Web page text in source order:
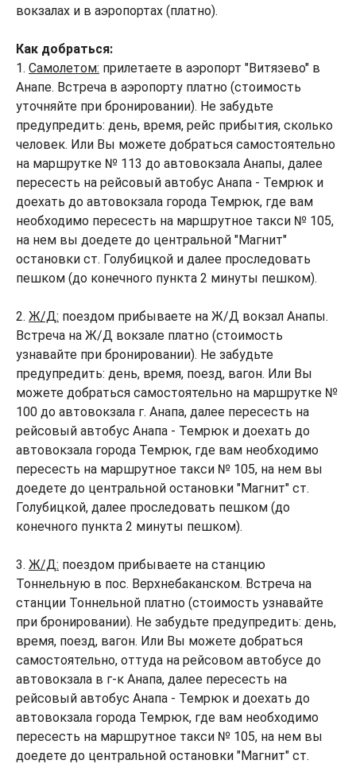
вокзалах и в аэропортах (платно).
Как добраться:
1. Самолетом: прилетаете в аэропорт "Витязево" в
Анапе. Встреча в аэропорту платно (стоимость
уточняйте при бронировании). Не забудьте
предупредить: день, время, рейс прибытия, сколько
человек. Или Вы можете добраться самостоятельно
на маршрутке № 113 до автовокзала Анапы, далее
пересесть на рейсовый автобус Анапа - Темрюк и
доехать до автовокзала города Темрюк, где вам
необходимо пересесть на маршрутное такси № 105,
на нем вы доедете до центральной "Магнит"
остановки ст. Голубицкой и далее проследовать
пешком (до конечного пункта 2 минуты пешком).
2. Ж/Д: поездом прибываете на Ж/Д вокзал Анапы.
Встреча на Ж/Д вокзале платно (стоимость
узнавайте при бронировании). Не забудьте
предупредить: день, время, поезд, вагон. Или Вы
можете добраться самостоятельно на маршрутке №
100 до автовокзала г. Анапа, далее пересесть на
рейсовый автобус Анапа - Темрюк и доехать до
автовокзала города Темрюк, где вам необходимо
пересесть на маршрутное такси № 105, на нем вы
доедете до центральной остановки "Магнит" ст.
Голубицкой, далее проследовать пешком (до
конечного пункта 2 минуты пешком).
3. Ж/Д: поездом прибываете на станцию
Тоннельную в пос. Верхнебаканском. Встреча на
станции Тоннельной платно (стоимость узнавайте
при бронировании). Не забудьте предупредить: день,
время, поезд, вагон. Или Вы можете добраться
самостоятельно, оттуда на рейсовом автобусе до
автовокзала в г-к Анапа, далее пересесть на
рейсовый автобус Анапа - Темрюк и доехать до
автовокзала города Темрюк, где вам необходимо
пересесть на маршрутное такси № 105, на нем вы
доедете до центральной остановки "Магнит" ст.